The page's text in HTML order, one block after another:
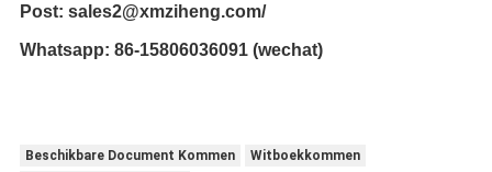
Post: sales2@xmziheng.com/
Whatsapp: 86-15806036091 (wechat)
Beschikbare Document Kommen
Witboekkommen